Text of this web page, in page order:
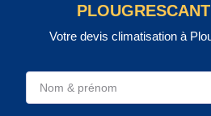
Votre devis climatisation à